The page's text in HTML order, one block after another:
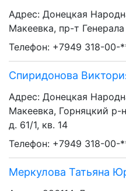
Адрес: Донецкая
Макеевка, пр-т
Телефон: +7949 318-00-
Спиридонова
Адрес: Донецкая
Макеевка, Горняцкий р-
д. 61/1, кв. 14
Телефон: +7949 318-00-
Меркулова Татьяна